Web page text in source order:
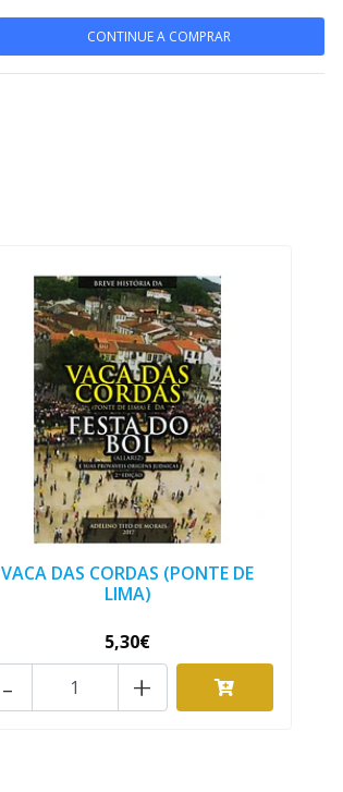
CONTINUE A COMPRAR
VACA DAS CORDAS (PONTE DE
LIMA)
5,30€
+
-